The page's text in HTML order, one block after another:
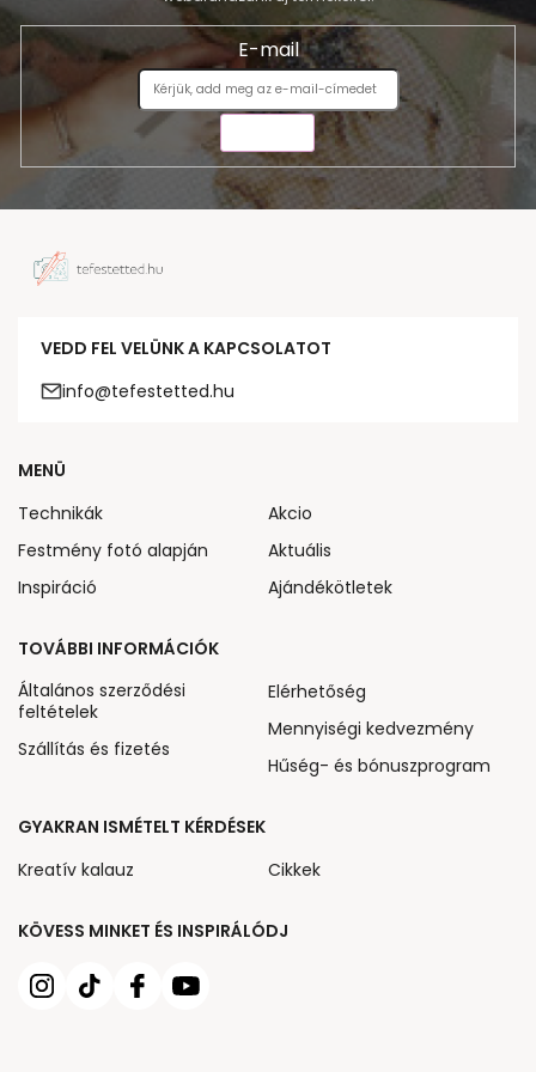
E-mail
VEDD FEL VELÜNK A KAPCSOLATOT
info@tefestetted.hu
KÖVESS MINKET ÉS INSPIRÁLÓDJ
MENÜ
Technikák
Festmény fotó alapján
Inspiráció
Akcio
Aktuális
Ajándékötletek
TOVÁBBI INFORMÁCIÓK
Általános szerződési
feltételek
Szállítás és fizetés
Elérhetőség
Mennyiségi kedvezmény
Hűség- és bónuszprogram
GYAKRAN ISMÉTELT KÉRDÉSEK
Kreatív kalauz
Cikkek